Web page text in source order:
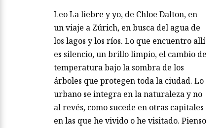
Leo La liebre y yo, de Chloe Dalton, en
un viaje a Zúrich, en busca del agua de
los lagos y los ríos. Lo que encuentro allí
es silencio, un brillo limpio, el cambio de
temperatura bajo la sombra de los
árboles que protegen toda la ciudad. Lo
urbano se integra en la naturaleza y no
al revés, como sucede en otras capitales
en las que he vivido o he visitado. Pienso